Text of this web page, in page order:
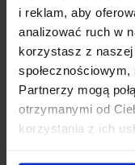
i reklam, aby
analizować ruch w
korzystasz z
Partnerzy mogą
otrzymanymi od
korzystania z ich
Model układu
Napięcie
Napięcie